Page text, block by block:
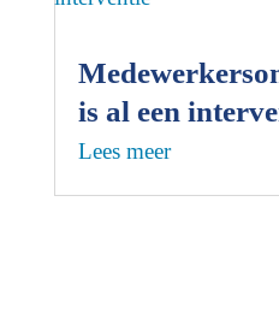
is al een
Lees meer